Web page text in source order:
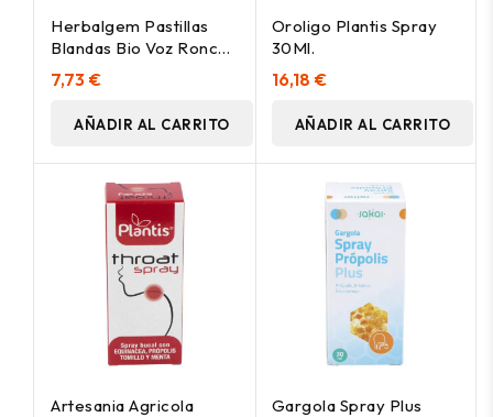
Herbalgem Pastillas
Blandas Bio Voz Ronca
Afonía Miel Limón
24Comp
7,73 €
AÑADIR AL CARRITO
Oroligo Plantis Spray
30Ml.
16,18 €
AÑADIR AL CARRITO
Artesania Agricola
Gargola Spray Plus